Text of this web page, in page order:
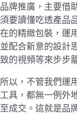
品牌推廣，主要借
須要讀懂吃透產品
在的精緻包裝，運
並配合新意的設計
致的視頻等來步步
所以，不管我們運
工具，都無一例外
至成交。這就是品